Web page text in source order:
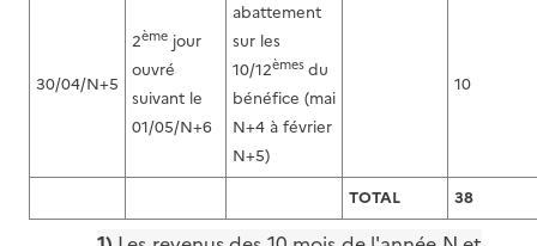
30/04/N+5
2ème jour
ouvré
suivant le
01/05/N+6
abattement
sur les
10/12èmesdu
bénéfice (mai
N+4 à février
N+5)
10
TOTAL 38